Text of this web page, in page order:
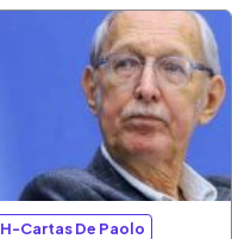
H-Cartas De Paolo